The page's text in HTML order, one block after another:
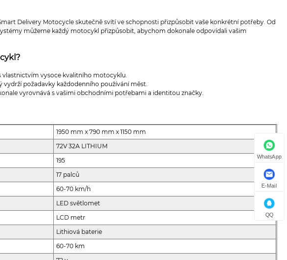
Delivery Motocycle skutečně svítí ve schopnosti přizpůsobit vaše konkrétní potřeby. Od
můžeme každý motocykl přizpůsobit, abychom dokonale odpovídali vašim
vlastnictvím vysoce kvalitního motocyklu.
požadavky každodenního používání měst.
vyrovnává s vašimi obchodními potřebami a identitou značky.
1950 mm x 790 mm x 1150 mm
72V 32A LITHIUM
195
17 palců
60-70 km/h
LED světlomet
LCD metr
Lithiová baterie
60-70 km
WhatsApp
E-Mail
QQ